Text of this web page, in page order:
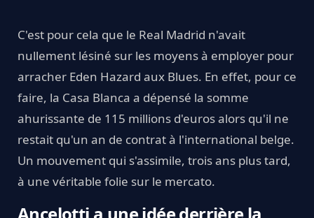
C'est pour cela que le Real Madrid n'avait
nullement lésiné sur les moyens à employer pour
arracher Eden Hazard aux Blues. En effet, pour ce
faire, la Casa Blanca a dépensé la somme
ahurissante de 115 millions d'euros alors qu'il ne
restait qu'un an de contrat à l'international belge.
Un mouvement qui s'assimile, trois ans plus tard,
à une véritable folie sur le mercato.
Ancelotti a une idée derrière la